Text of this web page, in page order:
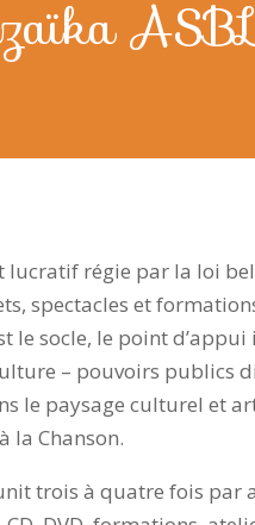
lucratif régie par la loi
spectacles et
le socle, le point
– pouvoirs publics
le paysage culturel et
la Chanson.
trois à quatre fois